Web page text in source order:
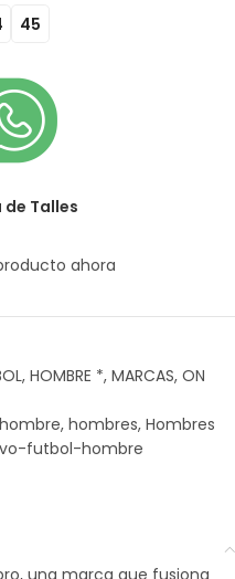
45
de Talles
ahora
, HOMBRE *, MARCAS, ON
hombre, hombres, Hombres
futbol-hombre